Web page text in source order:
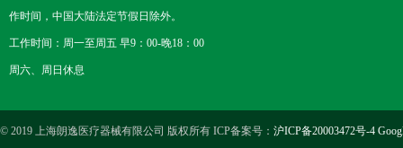
作时间，中国大陆法定节假日除外。
工作时间：周一至周五 早9：00-晚18：00
周六、周日休息
© 2019 上海朗逸医疗器械有限公司 版权所有 ICP备案号： 沪ICP备20003472号-4